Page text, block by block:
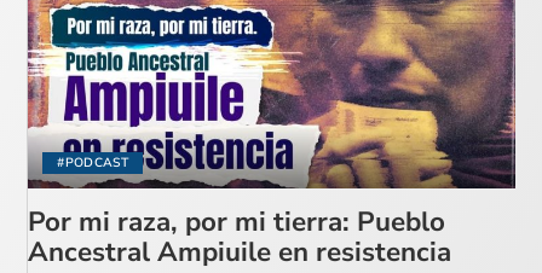
#PODCAST
Por mi raza, por mi tierra: Pueblo
Ancestral Ampiuile en resistencia